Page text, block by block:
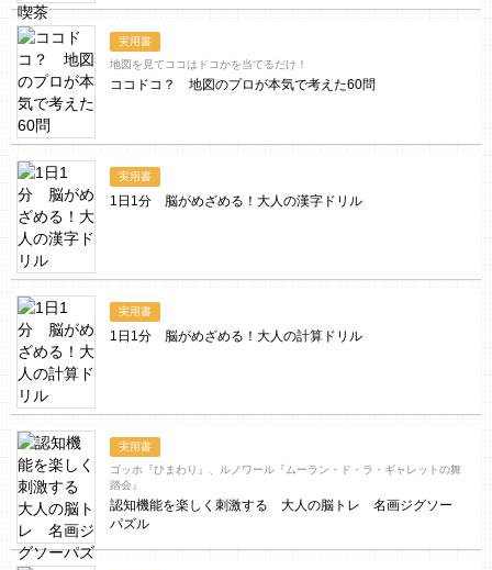
実用書
地図を見てココはドコかを当てるだけ！
ココドコ？ 地図のプロが本気で考えた60問
実用書
1日1分 脳がめざめる！大人の漢字ドリル
実用書
1日1分 脳がめざめる！大人の計算ドリル
実用書
ゴッホ『ひまわり』、ルノワール『ムーラン・ド・ラ・ギャレットの舞
踏会』
認知機能を楽しく刺激する 大人の脳トレ 名画ジグソー
パズル